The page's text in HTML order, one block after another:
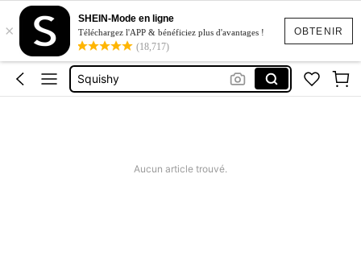
OBTENIR
×
SHEIN-Mode en ligne
Téléchargez l'APP & bénéficiez plus d'avantages !
(18,717)
Robes Femme été
Emergency Kit
Emergency Kits
Squishy
Aucun article trouvé.